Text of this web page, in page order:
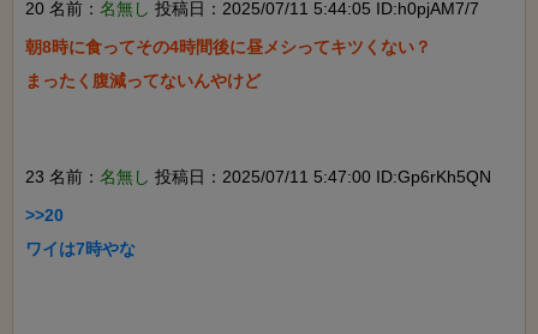
20 名前： 名無し 投稿日：2025/07/11 5:44:05 ID:h0pjAM7/7
朝8時に食ってその4時間後に昼メシってキツくない？
まったく腹減ってないんやけど
23 名前： 名無し 投稿日：2025/07/11 5:47:00 ID:Gp6rKh5QN
>>20
ワイは7時やな